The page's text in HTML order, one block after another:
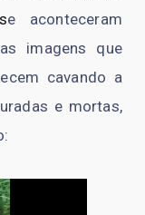
e aconteceram
imagens que
cavando a
e mortas,